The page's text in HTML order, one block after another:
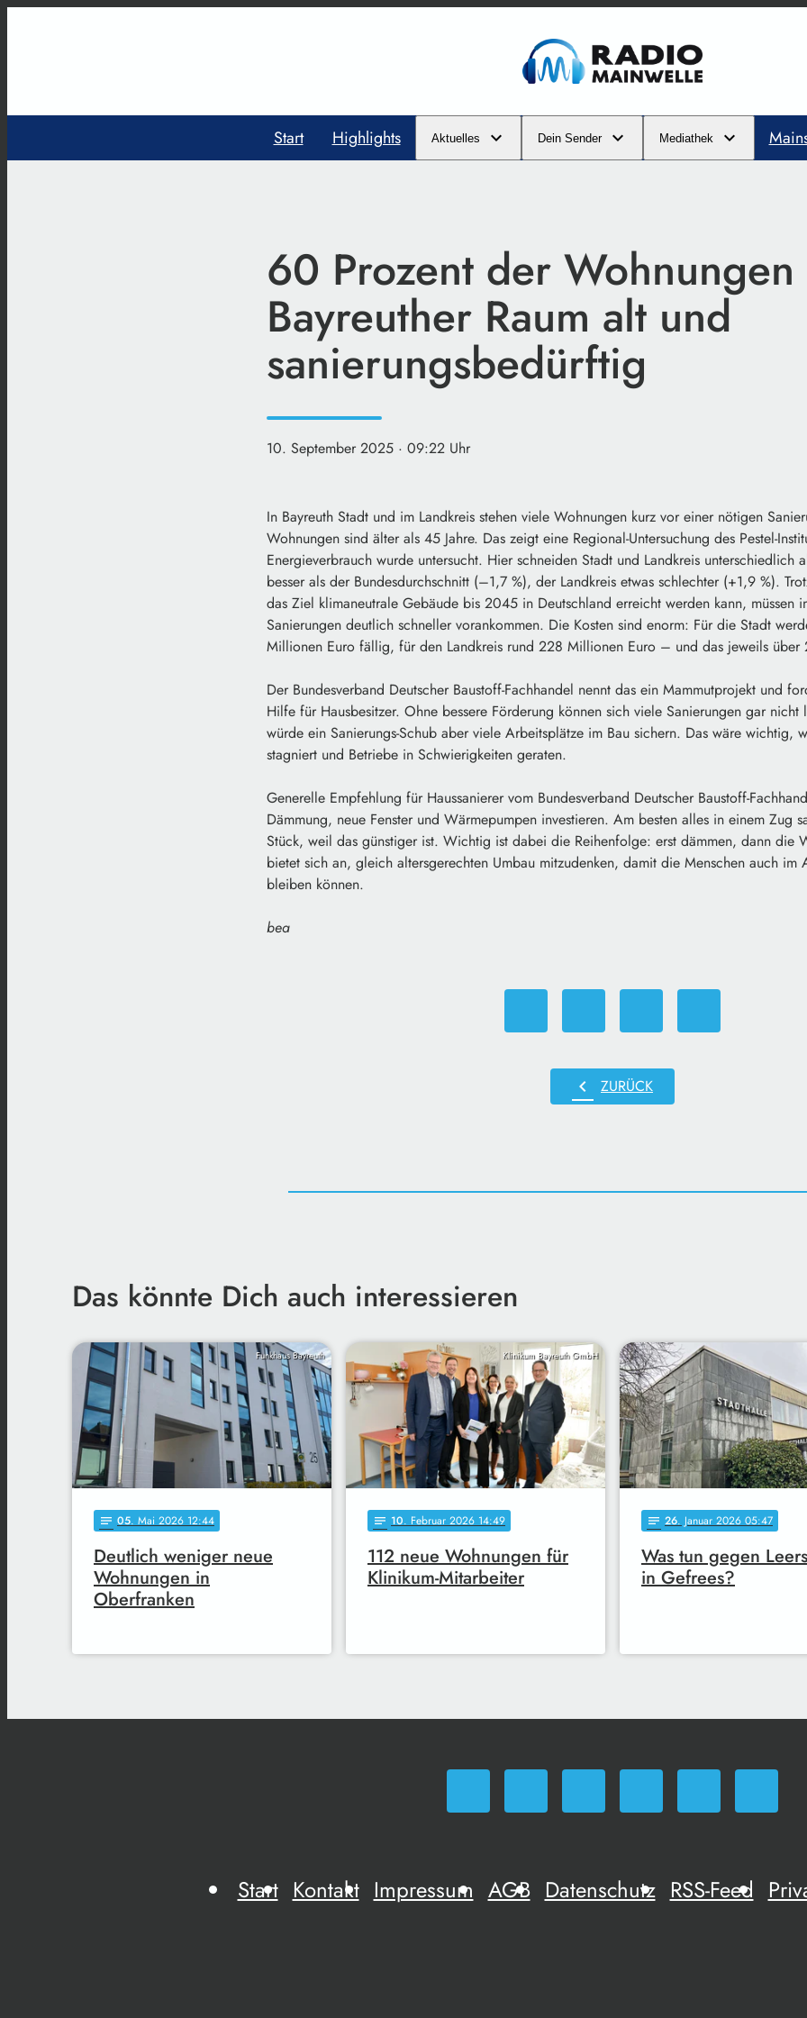
Start Highlights Aktuelles Dein Sender Mediathek
60 Prozent der Wohnungen
Bayreuther Raum alt und
sanierungsbedürftig
10. September 2025 · 09:22 Uhr
In Bayreuth Stadt und im Landkreis stehen viele Wohnungen kurz vor einer nötigen
Wohnungen sind älter als 45 Jahre. Das zeigt eine Regional-Untersuchung des Pestel-
Energieverbrauch wurde untersucht. Hier schneiden Stadt und Landkreis unterschiedlich
besser als der Bundesdurchschnitt (–1,7 %), der Landkreis etwas schlechter (+1,9 %).
das Ziel klimaneutrale Gebäude bis 2045 in Deutschland erreicht werden kann, müssen
Sanierungen deutlich schneller vorankommen. Die Kosten sind enorm: Für die Stadt
Millionen Euro fällig, für den Landkreis rund 228 Millionen Euro – und das jeweils über
Der Bundesverband Deutscher Baustoff-Fachhandel nennt das ein Mammutprojekt und
Hilfe für Hausbesitzer. Ohne bessere Förderung können sich viele Sanierungen gar nicht
würde ein Sanierungs-Schub aber viele Arbeitsplätze im Bau sichern. Das wäre wichtig,
stagniert und Betriebe in Schwierigkeiten geraten.
Generelle Empfehlung für Haussanierer vom Bundesverband Deutscher Baustoff-
Dämmung, neue Fenster und Wärmepumpen investieren. Am besten alles in einem Zug
Stück, weil das günstiger ist. Wichtig ist dabei die Reihenfolge: erst dämmen, dann die
bietet sich an, gleich altersgerechten Umbau mitzudenken, damit die Menschen auch im
bleiben können.
bea
chevron_left ZURÜCK
Das könnte Dich auch interessieren
Funkhaus Bayreuth
notes 05. Mai 2026 12:44
Deutlich weniger neue
Wohnungen in
Oberfranken
Klinikum Bayreuth GmbH
notes 10. Februar 2026 14:49
112 neue Wohnungen für
Klinikum-Mitarbeiter
notes 26. Januar 2026 05:47
Was tun gegen
in Gefrees?
Start Kontakt Impressum AGB Datenschutz RSS-Feed